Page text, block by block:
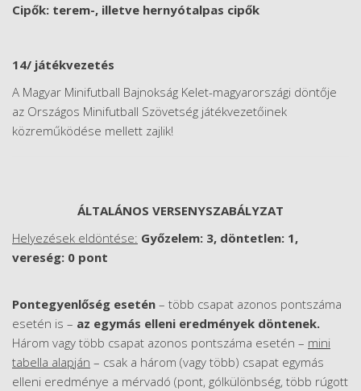
Cipők: terem-, illetve hernyótalpas cipők
14/ játékvezetés
A Magyar Minifutball Bajnokság Kelet-magyarországi döntője
az Országos Minifutball Szövetség játékvezetőinek
közreműködése mellett zajlik!
ÁLTALÁNOS VERSENYSZABÁLYZAT
Helyezések eldöntése: Győzelem: 3, döntetlen: 1,
vereség: 0 pont
Pontegyenlőség esetén – több csapat azonos pontszáma
esetén is – az egymás elleni eredmények döntenek.
Három vagy több csapat azonos pontszáma esetén – mini
tabella alapján – csak a három (vagy több) csapat egymás
elleni eredménye a mérvadó (pont, gólkülönbség, több rúgott